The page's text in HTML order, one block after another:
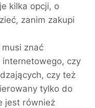
kilka opcji, o
zanim zakupi
znać
czy
czy też
tylko do
jest również